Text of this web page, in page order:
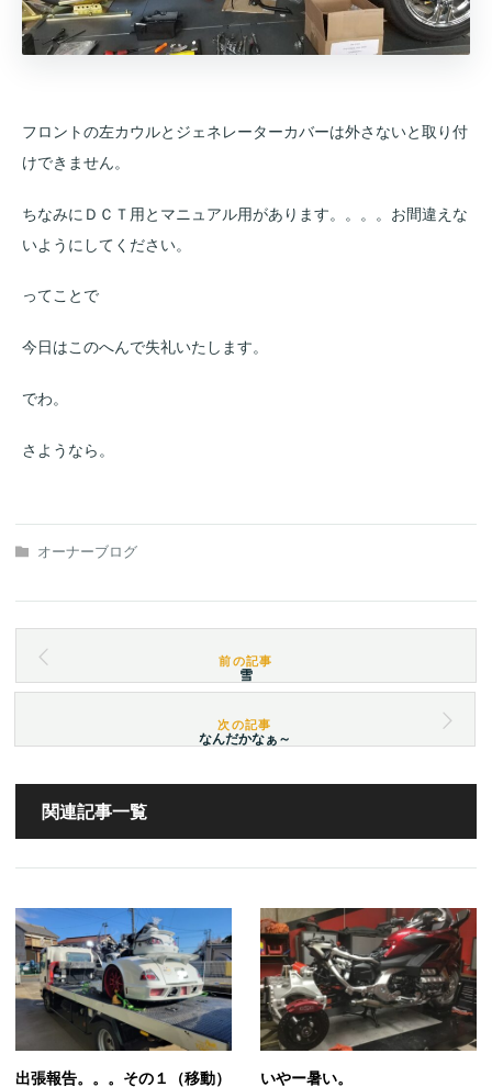
フロントの左カウルとジェネレーターカバーは外さないと取り付
けできません。
ちなみにＤＣＴ用とマニュアル用があります。。。。お間違えな
いようにしてください。
ってことで
今日はこのへんで失礼いたします。
でわ。
さようなら。
オーナーブログ
雪
なんだかなぁ～
関連記事一覧
出張報告。。。その１（移動） いやー暑い。